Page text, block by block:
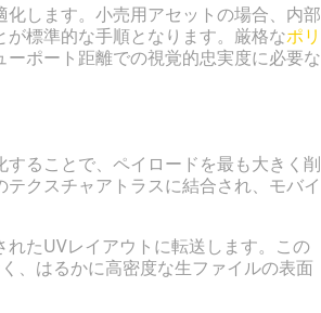
します。小売用アセットの場合、内部
標準的な手順となります。厳格なポリ
ポート距離での視覚的忠実度に必要な
ることで、ペイロードを最も大きく削
クスチャアトラスに結合され、モバイ
たUVレイアウトに転送します。この
、はるかに高密度な生ファイルの表面